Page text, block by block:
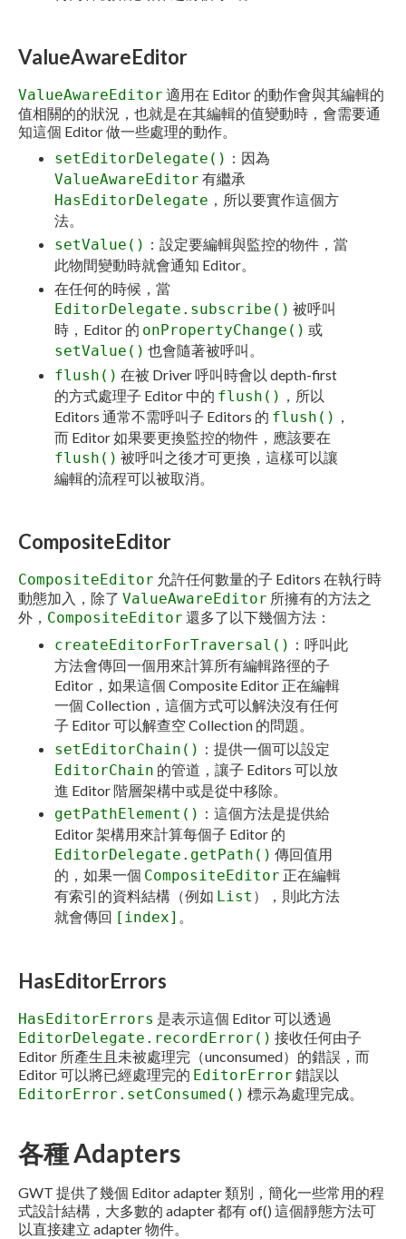
ValueAwareEditor
ValueAwareEditor 適用在 Editor 的動作會與其編輯的
值相關的的狀況，也就是在其編輯的值變動時，會需要通
知這個 Editor 做一些處理的動作。
setEditorDelegate() ：因為
ValueAwareEditor 有繼承
HasEditorDelegate ，所以要實作這個方
法。
setValue() ：設定要編輯與監控的物件，當
此物間變動時就會通知 Editor。
在任何的時候，當
EditorDelegate.subscribe() 被呼叫
時，Editor 的 onPropertyChange() 或
setValue() 也會隨著被呼叫。
flush() 在被 Driver 呼叫時會以 depth-first
的方式處理子 Editor 中的 flush()
，所以
Editors 通常不需呼叫子 Editors 的 flush()
而 Editor 如果要更換監控的物件，應該要在
flush() 被呼叫之後才可更換，這樣可以讓
編輯的流程可以被取消。
CompositeEditor
CompositeEditor 允許任何數量的子 Editors 在執行時
動態加入，除了 ValueAwareEditor 所擁有的方法之
外， CompositeEditor 還多了以下幾個方法：
createEditorForTraversal() ：呼叫此
方法會傳回一個用來計算所有編輯路徑的子
Editor，如果這個 Composite Editor 正在編輯
一個 Collection，這個方式可以解決沒有任何
子 Editor 可以解查空 Collection 的問題。
setEditorChain() ：提供一個可以設定
EditorChain 的管道，讓子 Editors 可以放
進 Editor 階層架構中或是從中移除。
getPathElement() ：這個方法是提供給
Editor 架構用來計算每個子 Editor 的
EditorDelegate.getPath() 傳回值用
的，如果一個 CompositeEditor 正在編輯
有索引的資料結構（例如 List ），則此方法
就會傳回 [index] 。
HasEditorErrors
HasEditorErrors 是表示這個 Editor 可以透過
EditorDelegate.recordError() 接收任何由子
Editor 所產生且未被處理完（unconsumed）的錯誤，而
Editor 可以將已經處理完的 EditorError 錯誤以
EditorError.setConsumed() 標示為處理完成。
各種 Adapters
GWT 提供了幾個 Editor adapter 類別，簡化一些常用的程
式設計結構，大多數的 adapter 都有 of() 這個靜態方法可
以直接建立 adapter 物件。